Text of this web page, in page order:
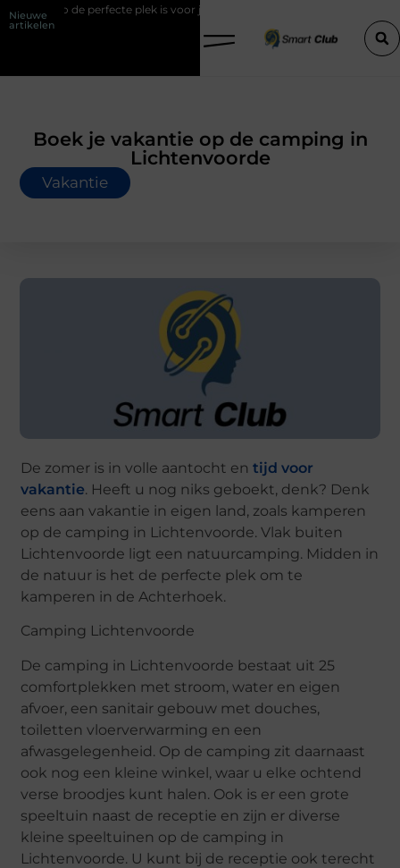
Nieuwe
artikelen
de perfecte plek is voor jouw hoveniersvaardigheden
Boek je vakantie op de camping in
Lichtenvoorde
Vakantie
De zomer is in volle aantocht entijd voor
vakantie. Heeft u nog niks geboekt, denk? Denk
eens aan vakantie in eigen land, zoals kamperen
op de camping in Lichtenvoorde. Vlak buiten
Lichtenvoorde ligt een natuurcamping. Midden in
de natuur is het de perfecte plek om te
kamperen in de Achterhoek.
Camping Lichtenvoorde
De camping in Lichtenvoorde bestaat uit 25
comfortplekken met stroom, water en eigen
afvoer, een sanitair gebouw met douches,
toiletten vloerverwarming en een
afwasgelegenheid. Op de camping zit daarnaast
ook nog een kleine winkel, waar u elke ochtend
verse broodjes kunt halen. Ook is er een grote
speeltuin naast de receptie en zijn er diverse
kleine speeltuinen op de camping in
Lichtenvoorde. U kunt bij de receptie ook terecht